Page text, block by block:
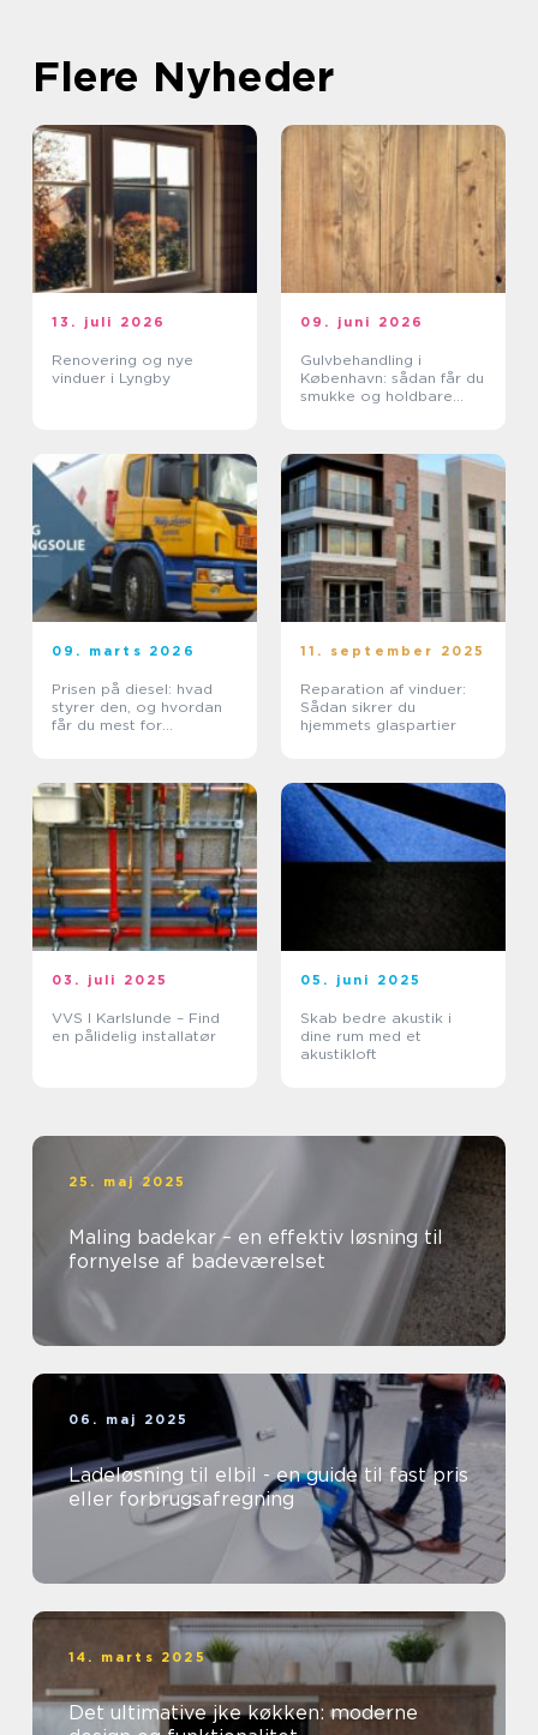
Flere Nyheder
13. juli 2026
Renovering og nye
vinduer i Lyngby
09. juni 2026
Gulvbehandling i
København: sådan får du
smukke og holdbare
09. marts 2026
Prisen på diesel: hvad
styrer den, og hvordan
får du mest for
11. september 2025
Reparation af vinduer:
Sådan sikrer du
hjemmets glaspartier
03. juli 2025
VVS I Karlslunde – Find
en pålidelig installatør
05. juni 2025
Skab bedre akustik i
dine rum med et
akustikloft
25. maj 2025
Maling badekar – en effektiv løsning til
fornyelse af badeværelset
06. maj 2025
Ladeløsning til elbil - en guide til fast pris
eller forbrugsafregning
14. marts 2025
Det ultimative jke køkken: moderne